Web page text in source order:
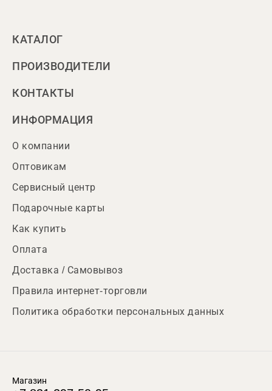
КАТАЛОГ
ПРОИЗВОДИТЕЛИ
КОНТАКТЫ
ИНФОРМАЦИЯ
О компании
Оптовикам
Сервисный центр
Подарочные карты
Как купить
Оплата
Доставка / Самовывоз
Правила интернет-торговли
Политика обработки персональных данных
Магазин